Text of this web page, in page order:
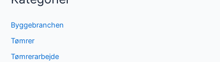
Byggebranchen
Tømrer
Tømrerarbejde